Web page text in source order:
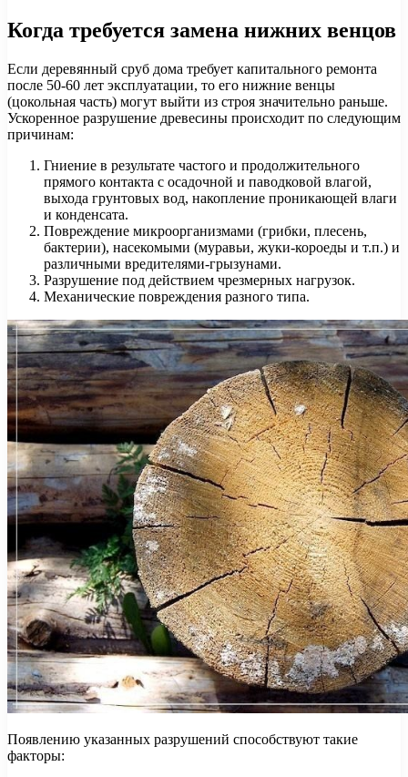
Когда требуется замена нижних венцов
Если деревянный сруб дома требует капитального ремонта
после 50-60 лет эксплуатации, то его нижние венцы
(цокольная часть) могут выйти из строя значительно раньше.
Ускоренное разрушение древесины происходит по следующим
причинам:
Гниение в результате частого и продолжительного
прямого контакта с осадочной и паводковой влагой,
выхода грунтовых вод, накопление проникающей влаги
и конденсата.
Повреждение микроорганизмами (грибки, плесень,
бактерии), насекомыми (муравьи, жуки-короеды и т.п.) и
различными вредителями-грызунами.
Разрушение под действием чрезмерных нагрузок.
Механические повреждения разного типа.
Появлению указанных разрушений способствуют такие
факторы: